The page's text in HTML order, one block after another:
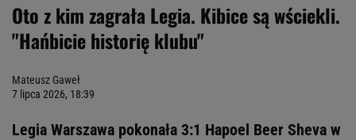
Oto z kim zagrała Legia. Kibice są wściekli.
"Hańbicie historię klubu"
Mateusz Gaweł
7 lipca 2026, 18:39
Legia Warszawa pokonała 3:1 Hapoel Beer Sheva w